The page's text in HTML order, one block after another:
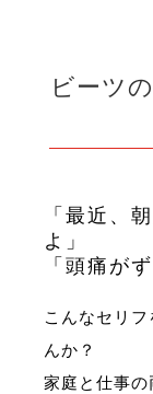
ビーツ
「最近、
よ」
「頭痛が
こんなセリ
んか？
家庭と仕事